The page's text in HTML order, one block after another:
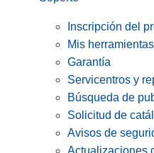
Inscripción del
Mis herramientas
Garantía
Servicentros y
Búsqueda de
Solicitud de
Avisos de